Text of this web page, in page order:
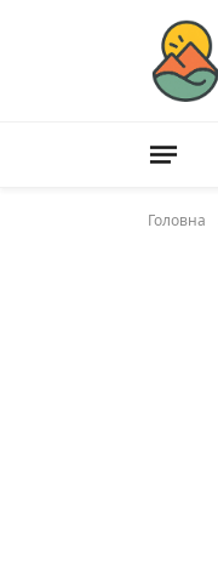
Головна